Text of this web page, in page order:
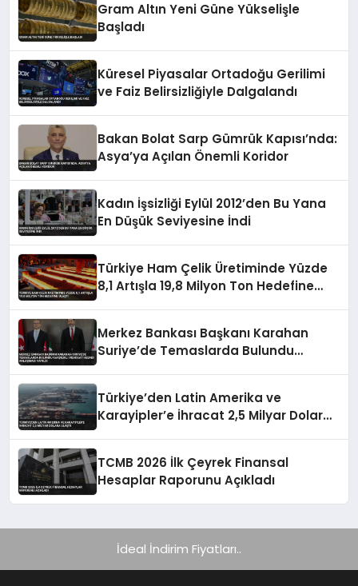
Gram Altın Yeni Güne Yükselişle
Başladı
Küresel Piyasalar Ortadoğu Gerilimi
ve Faiz Belirsizliğiyle Dalgalandı
Bakan Bolat Sarp Gümrük Kapısı’nda:
Asya’ya Açılan Önemli Koridor
Kadın İşsizliği Eylül 2012’den Bu Yana
En Düşük Seviyesine İndi
Türkiye Ham Çelik Üretiminde Yüzde
8,1 Artışla 19,8 Milyon Ton Hedefine
Merkez Bankası Başkanı Karahan
Suriye’de Temaslarda Bulundu
Türkiye’den Latin Amerika ve
Karayipler’e İhracat 2,5 Milyar Dolara
TCMB 2026 İlk Çeyrek Finansal
Hesaplar Raporunu Açıkladı
İdeal İndirim Fiyatları..